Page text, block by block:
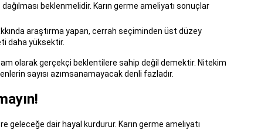
beklenmelidir. Karın germe ameliyatı sonuçlar
araştırma yapan, cerrah seçiminden üst düzey
daha yüksektir.
olarak gerçekçi beklentilere sahip değil demektir. Nitekim
sayısı azımsanamayacak denli fazladır.
geleceğe dair hayal kurdurur. Karın germe ameliyatı